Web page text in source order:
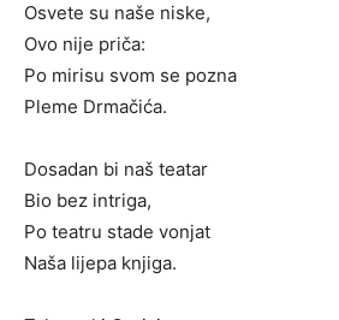
Osvete su naše niske,
Ovo nije priča:
Po mirisu svom se pozna
Pleme Drmačića.
Dosadan bi naš teatar
Bio bez intriga,
Po teatru stade vonjat
Naša lijepa knjiga.